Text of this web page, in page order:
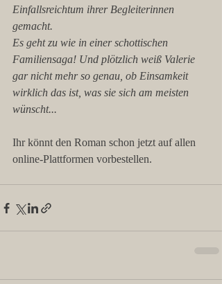
Einfallsreichtum ihrer Begleiterinnen
gemacht.
Es geht zu wie in einer schottischen
Familiensaga! Und plötzlich weiß Valerie
gar nicht mehr so genau, ob Einsamkeit
wirklich das ist, was sie sich am meisten
wünscht...
Ihr könnt den Roman schon jetzt auf allen
online-Plattformen vorbestellen.